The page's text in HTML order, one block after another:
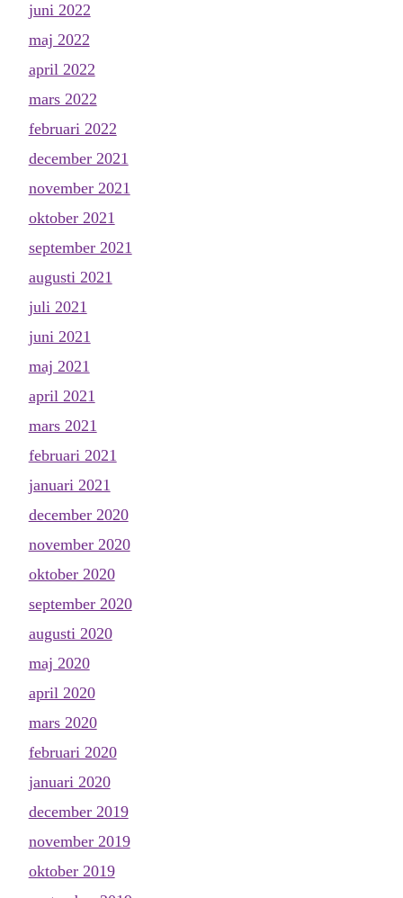
juni 2022
maj 2022
april 2022
mars 2022
februari 2022
december 2021
november 2021
oktober 2021
september 2021
augusti 2021
juli 2021
juni 2021
maj 2021
april 2021
mars 2021
februari 2021
januari 2021
december 2020
november 2020
oktober 2020
september 2020
augusti 2020
maj 2020
april 2020
mars 2020
februari 2020
januari 2020
december 2019
november 2019
oktober 2019